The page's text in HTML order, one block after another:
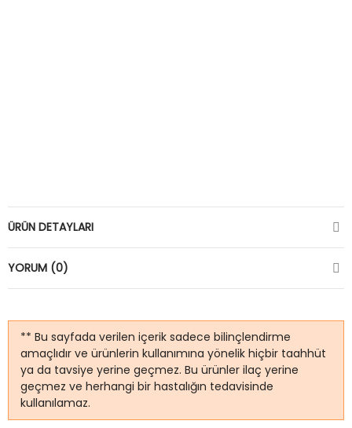
ÜRÜN DETAYLARI
YORUM (0)
** Bu sayfada verilen içerik sadece bilinçlendirme
amaçlıdır ve ürünlerin kullanımına yönelik hiçbir taahhüt
ya da tavsiye yerine geçmez. Bu ürünler ilaç yerine
geçmez ve herhangi bir hastalığın tedavisinde
kullanılamaz.